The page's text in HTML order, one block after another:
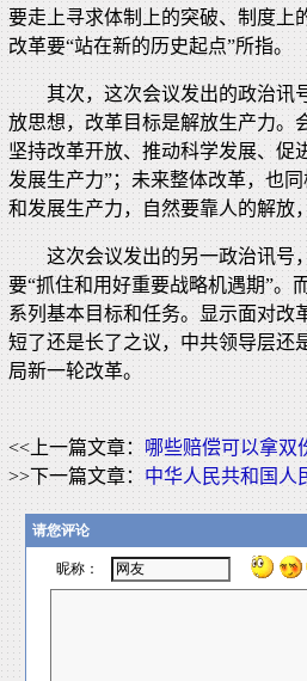
要走上寻求体制上的突破、制度上
改革要“站在新的历史起点”所指。
其次，这次会议发出的政治讯
放思想，改革目标是解放生产力。
坚持改革开放、推动科学发展、促
发展生产力”；未来整体改革，也
和发展生产力，自然要靠人的解放
这次会议发出的另一政治讯号
要“抓住和用好重要战略机遇期”。
系列基本目标和任务。显示面对改
短了还是长了之议，中共领导层还
局新一轮改革。
<<上一篇文章： 哪些赔偿可以拿双
>>下一篇文章： 中华人民共和国人